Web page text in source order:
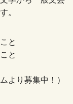
。
と
と
より募集中！）